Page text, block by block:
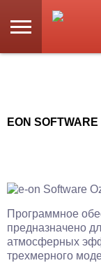
EON SOFTWARE
Программное
предназначено
атмосферных
трехмерного